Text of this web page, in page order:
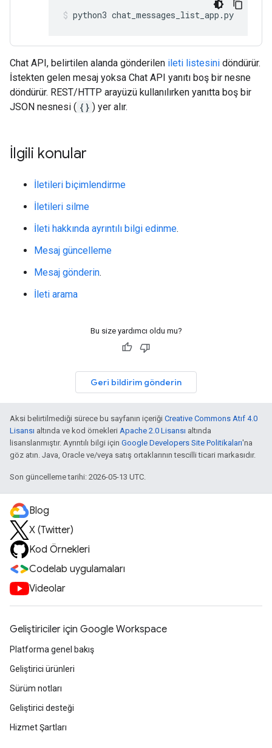
python3 chat_messages_list_app.py
Chat API, belirtilen alanda gönderilen ileti listesini döndürür.
İstekten gelen mesaj yoksa Chat API yanıtı boş bir nesne
döndürür. REST/HTTP arayüzü kullanılırken yanıtta boş bir
JSON nesnesi ( {} ) yer alır.
İlgili konular
İletileri biçimlendirme
İletileri silme
İleti hakkında ayrıntılı bilgi edinme.
Mesaj güncelleme
Mesaj gönderin.
İleti arama
Bu size yardımcı oldu mu?
Geri bildirim gönderin
Aksi belirtilmediği sürece bu sayfanın içeriği Creative Commons Atıf 4.0
Lisansı altında ve kod örnekleri Apache 2.0 Lisansı altında
lisanslanmıştır. Ayrıntılı bilgi için Google Developers Site Politikaları'na
göz atın. Java, Oracle ve/veya satış ortaklarının tescilli ticari markasıdır.
Son güncelleme tarihi: 2026-05-13 UTC.
Blog
X (Twitter)
Kod Örnekleri
Codelab uygulamaları
Videolar
Geliştiriciler için Google Workspace
Platforma genel bakış
Geliştirici ürünleri
Sürüm notları
Geliştirici desteği
Hizmet Şartları